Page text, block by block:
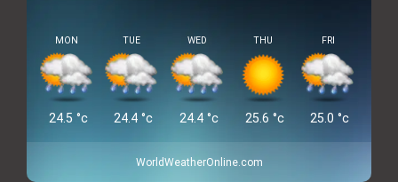
MON
24.5 °c
TUE
24.4 °c
WED
24.4°c
THU
25.6 °c
FRI
25.0 °c
WorldWeatherOnline.com